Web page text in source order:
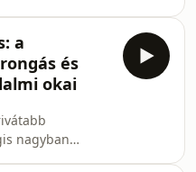
felmérni, hogy
képesít
első
és
esett szó, majd
válás
szociológiai és
Végül arra
melyik volt a
a
és
okai
nagyban